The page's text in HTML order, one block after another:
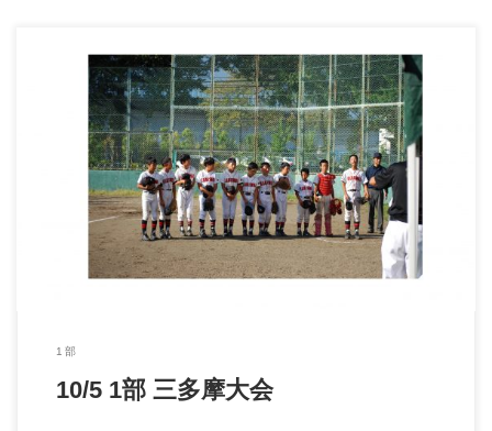
2019年10月5日 三多摩大会 予選リーグ VSフレンズジュニア
1部
10/5 1部 三多摩大会